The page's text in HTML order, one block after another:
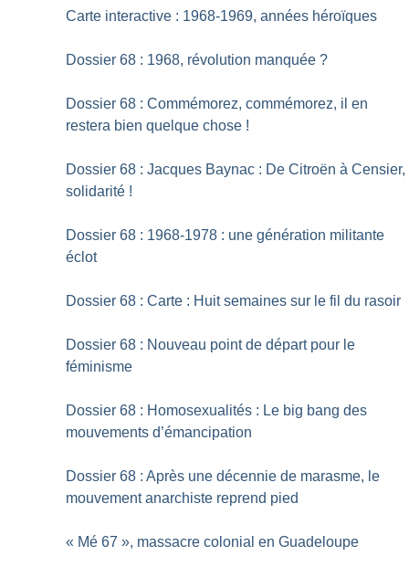
Carte interactive : 1968-1969, années héroïques
Dossier 68 : 1968, révolution manquée ?
Dossier 68 : Commémorez, commémorez, il en
restera bien quelque chose !
Dossier 68 : Jacques Baynac : De Citroën à Censier,
solidarité !
Dossier 68 : 1968-1978 : une génération militante
éclot
Dossier 68 : Carte : Huit semaines sur le fil du rasoir
Dossier 68 : Nouveau point de départ pour le
féminisme
Dossier 68 : Homosexualités : Le big bang des
mouvements d’émancipation
Dossier 68 : Après une décennie de marasme, le
mouvement anarchiste reprend pied
« Mé 67 », massacre colonial en Guadeloupe